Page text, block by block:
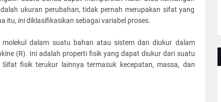
ukuran perubahan, tidak pernah merupakan sifat yang
itu, ini diklasifikasikan sebagai variabel proses.
dalam suatu bahan atau sistem dan diukur dalam
(R). Ini adalah properti fisik yang dapat diukur dari suatu
fisik terukur lainnya termasuk kecepatan, massa, dan